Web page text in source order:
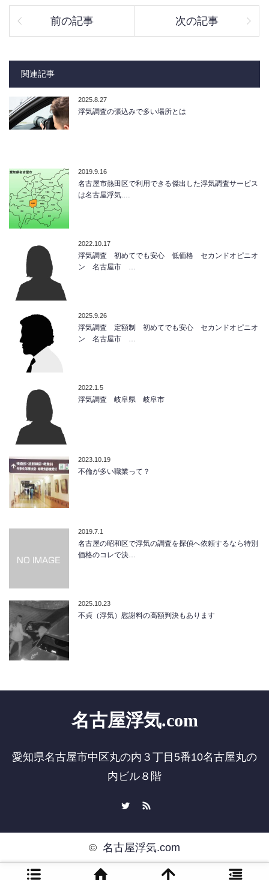
前の記事 次の記事
関連記事
2025.8.27
浮気調査の張込みで多い場所とは
2019.9.16
名古屋市熱田区で利用できる傑出した浮気調査サービス
は名古屋浮気.…
2022.10.17
浮気調査 初めてでも安心 低価格 セカンドオピニオ
ン 名古屋市 …
2025.9.26
浮気調査 定額制 初めてでも安心 セカンドオピニオ
ン 名古屋市 …
2022.1.5
浮気調査 岐阜県 岐阜市
2023.10.19
不倫が多い職業って？
2019.7.1
名古屋の昭和区で浮気の調査を探偵へ依頼するなら特別
価格のコレで決…
2025.10.23
不貞（浮気）慰謝料の高額判決もあります
名古屋浮気.com
愛知県名古屋市中区丸の内３丁目5番10名古屋丸の
内ビル８階
© 名古屋浮気.com